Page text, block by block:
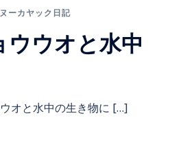
ーカヤック日記
ウオと水中
オと水中の生き物に […]